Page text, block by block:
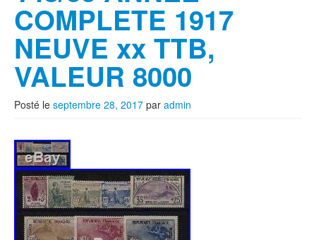
COMPLETE 1917
NEUVE xx TTB,
VALEUR 8000
Posté le septembre 28, 2017 par admin